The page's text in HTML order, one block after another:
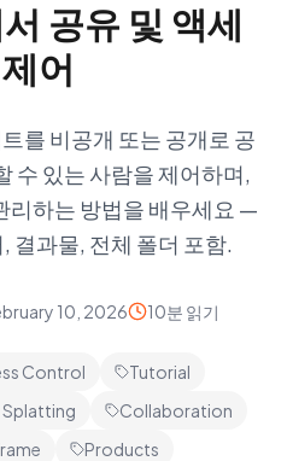
공유 및 액세
어
를 비공개 또는 공개로 공
수 있는 사람을 제어하며,
리하는 방법을 배우세요 —
결과물, 전체 폴더 포함.
10, 2026 10분 읽기
Control
Tutorial
Splatting
Collaboration
Products